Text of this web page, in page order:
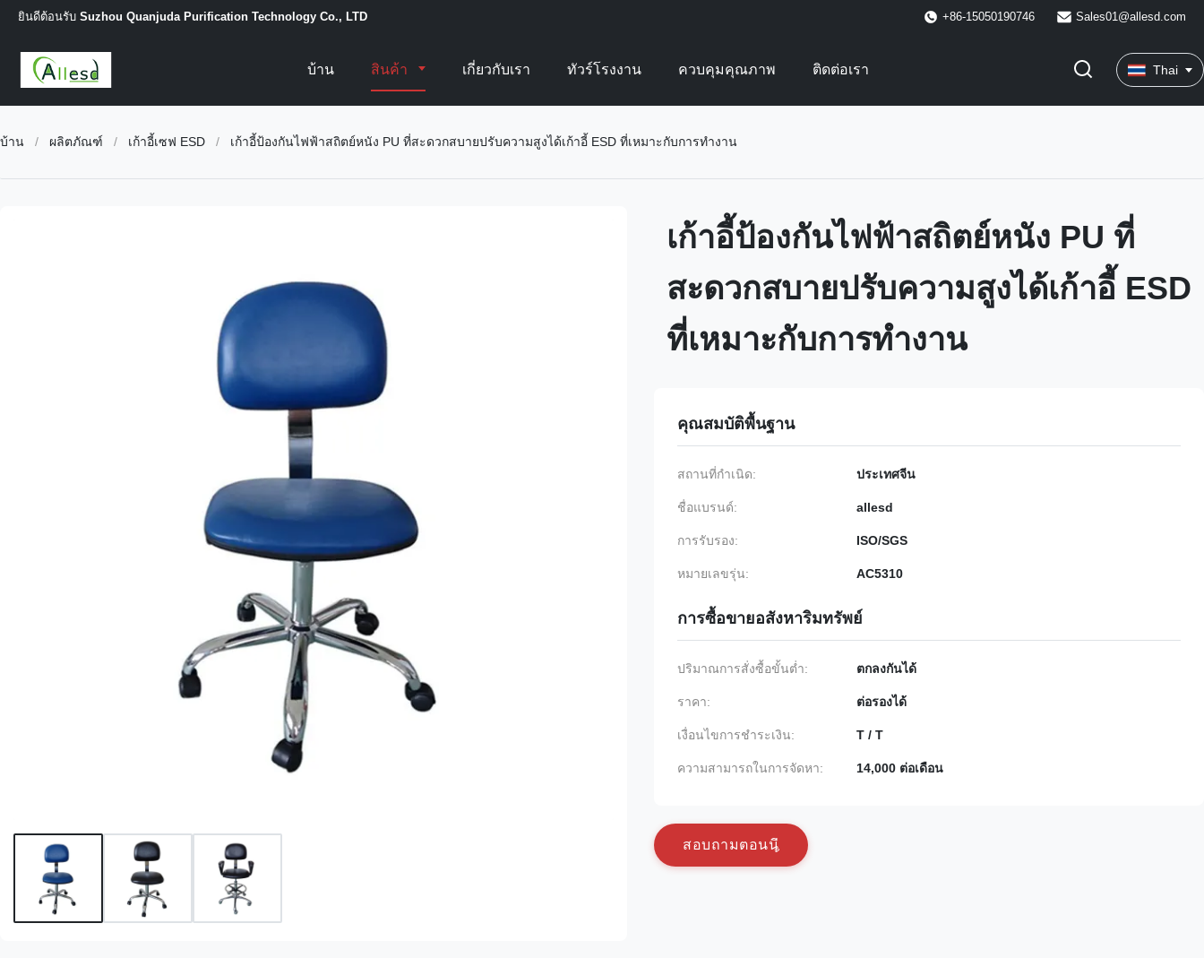
ยินดีต้อนรับ Suzhou Quanjuda Purification Technology Co., LTD +86-15050190746 Sales01@allesd.com
บ้าน สินค้า เกี่ยวกับเรา ทัวร์โรงงาน ควบคุมคุณภาพ ติดต่อเรา Thai
บ้าน / ผลิตภัณฑ์ / เก้าอี้เซฟ ESD / เก้าอี้ป้องกันไฟฟ้าสถิตย์หนัง PU ที่สะดวกสบายปรับความสูงได้เก้าอี้ ESD ที่เหมาะกับการทำงาน
เก้าอี้ป้องกันไฟฟ้าสถิตย์หนัง PU ที่
สะดวกสบายปรับความสูงได้เก้าอี้ ESD
ที่เหมาะกับการทำงาน
คุณสมบัติพื้นฐาน
สถานที่กำเนิด: ประเทศจีน
ชื่อแบรนด์: allesd
การรับรอง: ISO/SGS
หมายเลขรุ่น: AC5310
การซื้อขายอสังหาริมทรัพย์
ปริมาณการสั่งซื้อขั้นต่ำ: ตกลงกันได้
ราคา: ต่อรองได้
เงื่อนไขการชำระเงิน: T / T
ความสามารถในการจัดหา: 14,000 ต่อเดือน
สอบถามตอนน